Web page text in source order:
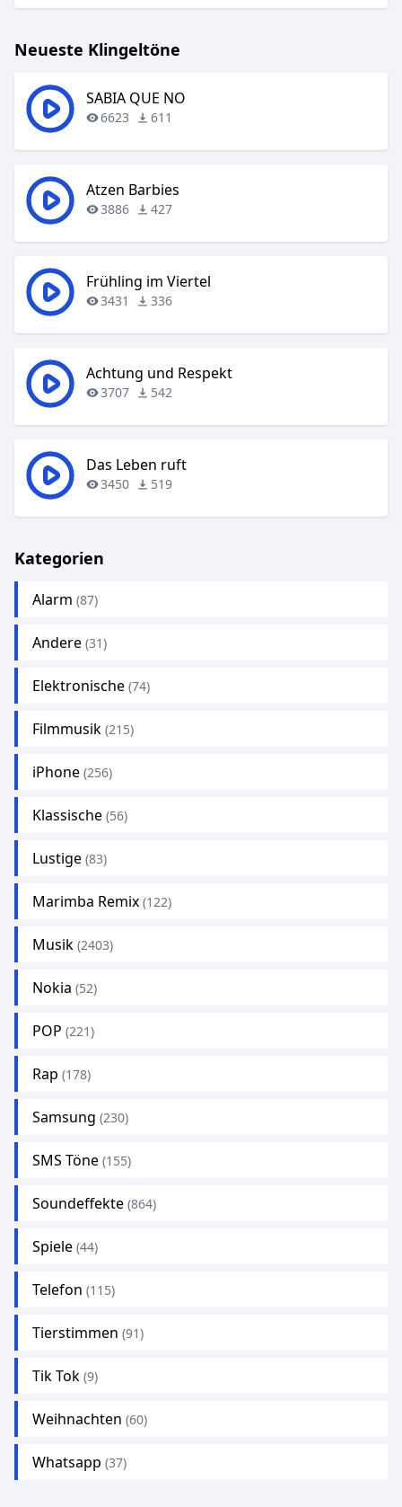
Neueste Klingeltöne
SABIA QUE NO
6623 611
Atzen Barbies
3886 427
Frühling im Viertel
3431 336
Achtung und Respekt
3707 542
Das Leben ruft
3450 519
Kategorien
Alarm (87)
Andere (31)
Elektronische (74)
Filmmusik (215)
iPhone (256)
Klassische (56)
Lustige (83)
Marimba Remix (122)
Musik (2403)
Nokia (52)
POP (221)
Rap (178)
Samsung (230)
SMS Töne (155)
Soundeffekte (864)
Spiele (44)
Telefon (115)
Tierstimmen (91)
Tik Tok (9)
Weihnachten (60)
Whatsapp (37)